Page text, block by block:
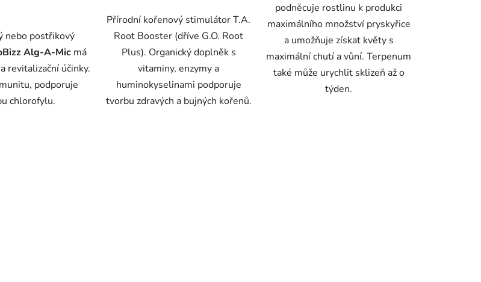
nebo postřikový
Alg-A-Micmá
revitalizační účinky.
podporuje
chlorofylu.
Přírodní kořenový stimulátor T.A.
Root Booster (dříve G.O. Root
Plus). Organický doplněk s
vitaminy, enzymy a
huminokyselinami podporuje
tvorbu zdravých a bujných kořenů.
podněcuje rostlinu k produkci
maximálního množství pryskyřice
a umožňuje získat květy s
maximální chutí a vůní. Terpenum
také může urychlit sklizeň až o
týden.